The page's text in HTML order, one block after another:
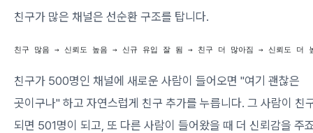
친구가 많은 채널은 선순환 구조를 탑니다.
친구 많음 → 신뢰도 높음 → 신규 유입 잘 됨 → 친구 더 많아짐 → 신뢰도 더
친구가 500명인 채널에 새로운 사람이 들어오면 "여기 괜찮은
곳이구나" 하고 자연스럽게 친구 추가를 누릅니다. 그 사람이 친
되면 501명이 되고, 또 다른 사람이 들어왔을 때 더 신뢰감을 주